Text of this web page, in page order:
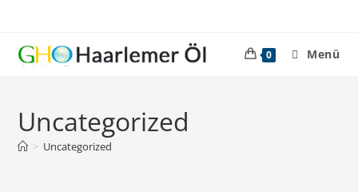
springen
0 Menü
Uncategorized
> Uncategorized